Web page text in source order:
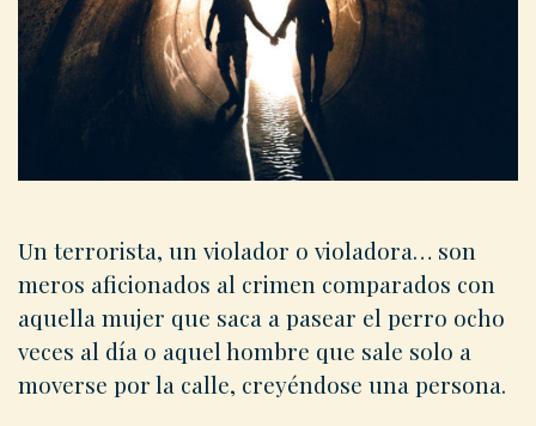
Un terrorista, un violador o violadora… son
meros aficionados al crimen comparados con
aquella mujer que saca a pasear el perro ocho
veces al día o aquel hombre que sale solo a
moverse por la calle, creyéndose una persona.